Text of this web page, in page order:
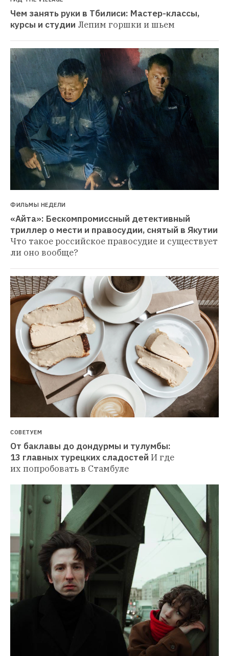
Чем занять руки в Тбилиси: Мастер-классы,
курсы и студии Лепим горшки и шьем
ФИЛЬМЫ НЕДЕЛИ
«Айта»: Бескомпромиссный детективный
триллер о мести и правосудии, снятый в Якутии
Что такое российское правосудие и существует
ли оно вообще?
СОВЕТУЕМ
От баклавы до дондурмы и тулумбы:
13 главных турецких сладостей И где
их попробовать в Стамбуле